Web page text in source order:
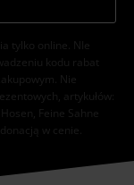
tylko online. NIe
kodu rabat
Nie
artykułów:
Feine Sahne
w cenie.